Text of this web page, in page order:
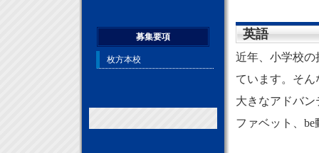
英語
近年、小学校
ています。そ
大きなアドバ
ファベット、